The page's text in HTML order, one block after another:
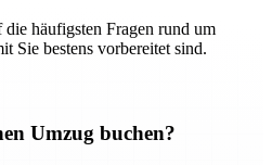
häufigsten Fragen rund um
Sie bestens vorbereitet sind.
Umzug buchen?